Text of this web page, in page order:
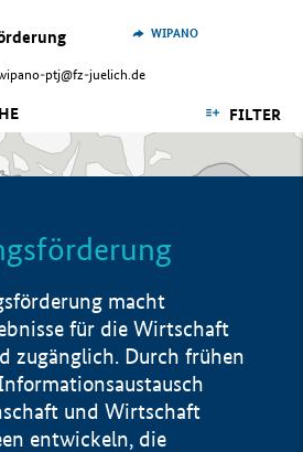
ptj@fz-juelich.de
WIPANO
FILTER
macht
für die Wirtschaft
zugänglich. Durch frühen
und Wirtschaft
entwickeln, die